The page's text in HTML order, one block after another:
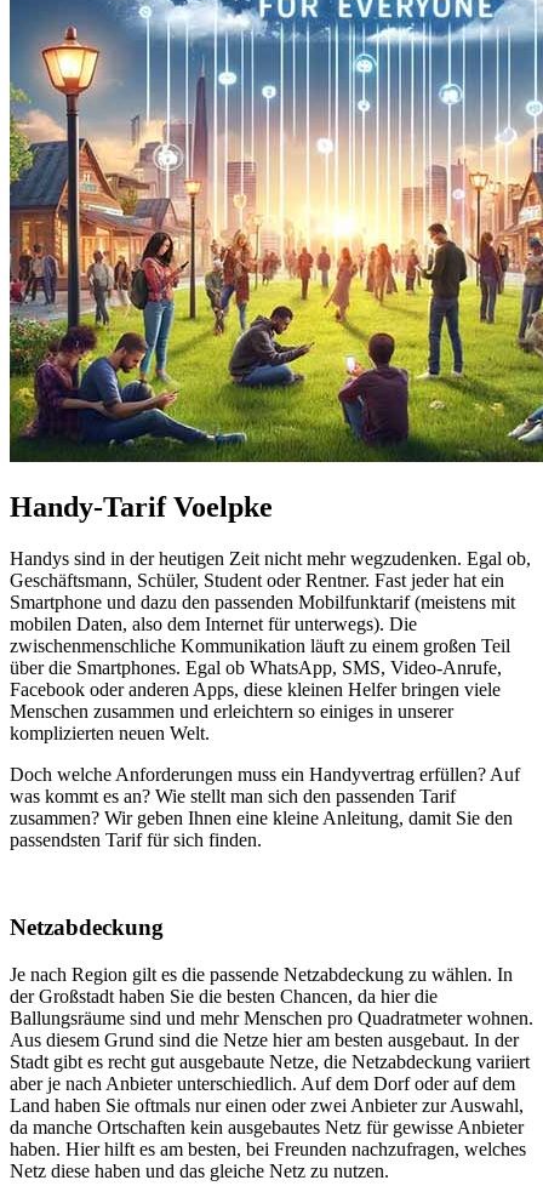
Handy-Tarif Voelpke
Handys sind in der heutigen Zeit nicht mehr wegzudenken. Egal ob,
Geschäftsmann, Schüler, Student oder Rentner. Fast jeder hat ein
Smartphone und dazu den passenden Mobilfunktarif (meistens mit
mobilen Daten, also dem Internet für unterwegs). Die
zwischenmenschliche Kommunikation läuft zu einem großen Teil
über die Smartphones. Egal ob WhatsApp, SMS, Video-Anrufe,
Facebook oder anderen Apps, diese kleinen Helfer bringen viele
Menschen zusammen und erleichtern so einiges in unserer
komplizierten neuen Welt.
Doch welche Anforderungen muss ein Handyvertrag erfüllen? Auf
was kommt es an? Wie stellt man sich den passenden Tarif
zusammen? Wir geben Ihnen eine kleine Anleitung, damit Sie den
passendsten Tarif für sich finden.
Netzabdeckung
Je nach Region gilt es die passende Netzabdeckung zu wählen. In
der Großstadt haben Sie die besten Chancen, da hier die
Ballungsräume sind und mehr Menschen pro Quadratmeter wohnen.
Aus diesem Grund sind die Netze hier am besten ausgebaut. In der
Stadt gibt es recht gut ausgebaute Netze, die Netzabdeckung variiert
aber je nach Anbieter unterschiedlich. Auf dem Dorf oder auf dem
Land haben Sie oftmals nur einen oder zwei Anbieter zur Auswahl,
da manche Ortschaften kein ausgebautes Netz für gewisse Anbieter
haben. Hier hilft es am besten, bei Freunden nachzufragen, welches
Netz diese haben und das gleiche Netz zu nutzen.